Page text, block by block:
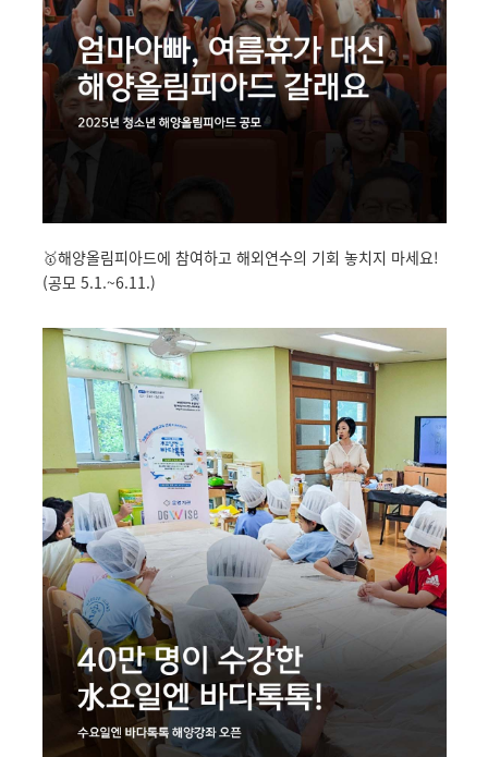
🥇해양올림피아드에 참여하고 해외연수의 기회 놓치지 마세요!
(공모 5.1.~6.11.)